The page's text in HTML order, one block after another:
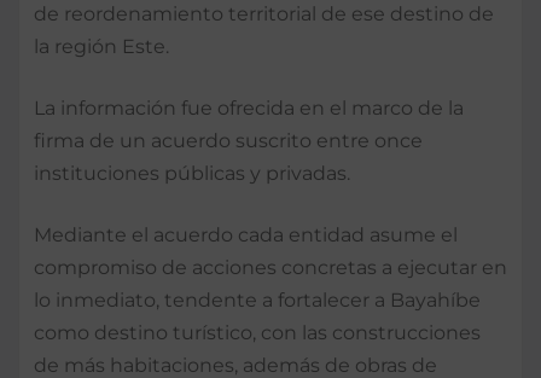
de reordenamiento territorial de ese destino de
la región Este.
La información fue ofrecida en el marco de la
firma de un acuerdo suscrito entre once
instituciones públicas y privadas.
Mediante el acuerdo cada entidad asume el
compromiso de acciones concretas a ejecutar en
lo inmediato, tendente a fortalecer a Bayahíbe
como destino turístico, con las construcciones
de más habitaciones, además de obras de